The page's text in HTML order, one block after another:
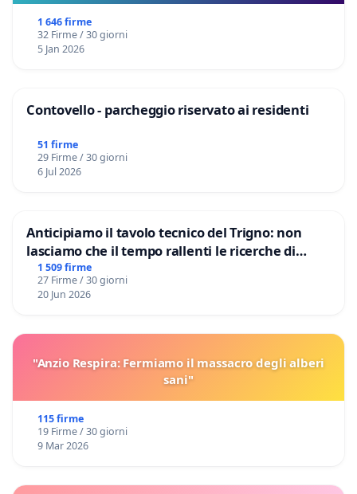
1 646 firme
32 Firme / 30 giorni
5 Jan 2026
Contovello - parcheggio riservato ai residenti
51 firme
29 Firme / 30 giorni
6 Jul 2026
Anticipiamo il tavolo tecnico del Trigno: non
lasciamo che il tempo rallenti le ricerche di
Domenico Racanati
1 509 firme
27 Firme / 30 giorni
20 Jun 2026
"Anzio Respira: Fermiamo il massacro degli alberi
sani"
115 firme
19 Firme / 30 giorni
9 Mar 2026